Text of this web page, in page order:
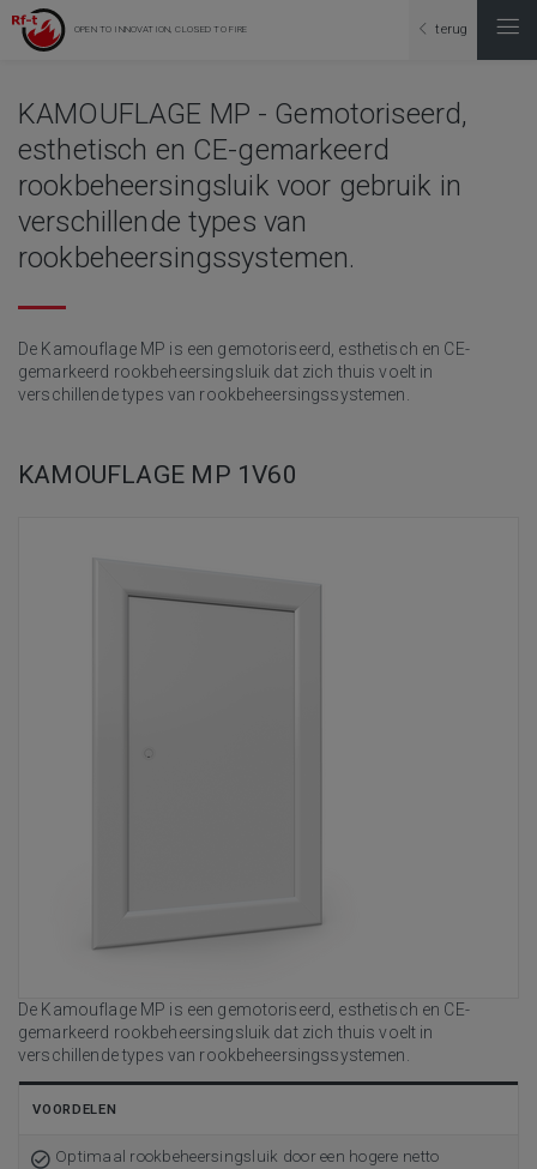
OPEN TO INNOVATION, CLOSED TO FIRE terug
KAMOUFLAGE MP - Gemotoriseerd,
esthetisch en CE-gemarkeerd
rookbeheersingsluik voor gebruik in
verschillende types van
rookbeheersingssystemen.
De Kamouflage MP is een gemotoriseerd, esthetisch en CE-
gemarkeerd rookbeheersingsluik dat zich thuis voelt in
verschillende types van rookbeheersingssystemen.
KAMOUFLAGE MP 1V60
De Kamouflage MP is een gemotoriseerd, esthetisch en CE-
gemarkeerd rookbeheersingsluik dat zich thuis voelt in
verschillende types van rookbeheersingssystemen.
VOORDELEN
Optimaal rookbeheersingsluik door een hogere netto